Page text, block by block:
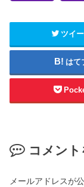
ツイ
はて
コメン
メールアドレスが